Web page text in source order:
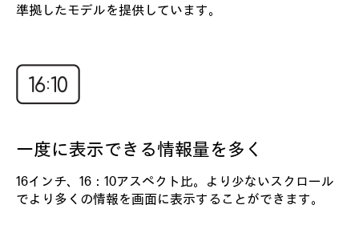
準拠したモデルを提供しています。
一度に表示できる情報量を多く
16インチ、16：10アスペクト比。より少ないスクロール
でより多くの情報を画面に表示することができます。